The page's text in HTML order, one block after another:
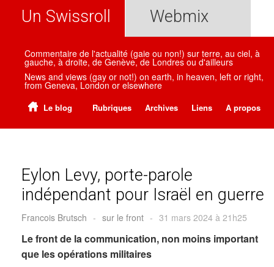
Un Swissroll Webmix
Commentaire de l'actualité (gaie ou non!) sur terre, au ciel, à
gauche, à droite, de Genève, de Londres ou d'ailleurs
News and views (gay or not!) on earth, in heaven, left or right,
from Geneva, London or elsewhere
Le blog Rubriques Archives Liens A propos
Eylon Levy, porte-parole
indépendant pour Israël en guerre
Francois Brutsch - sur le front - 31 mars 2024 à 21h25
Le front de la communication, non moins important
que les opérations militaires